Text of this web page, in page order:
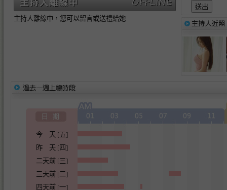
主持人離線中，您可以留言或送禮給她
今 天 [五]
昨 天 [四]
二天前 [三]
三天前 [二]
四天前 [一]